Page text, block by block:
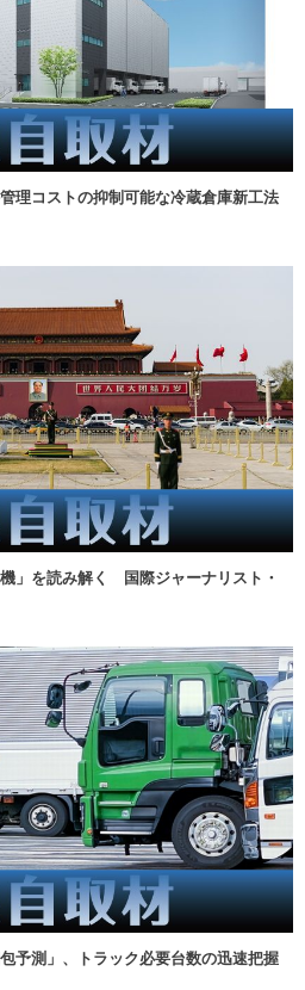
理コストの抑制可能な冷蔵倉庫新工法
機」を読み解く 国際ジャーナリスト・
予測」、トラック必要台数の迅速把握